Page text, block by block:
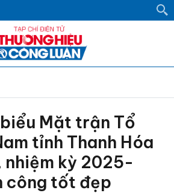
Mặt trận Tổ
tỉnh Thanh Hóa
nhiệm kỳ 2025-
công tốt đẹp